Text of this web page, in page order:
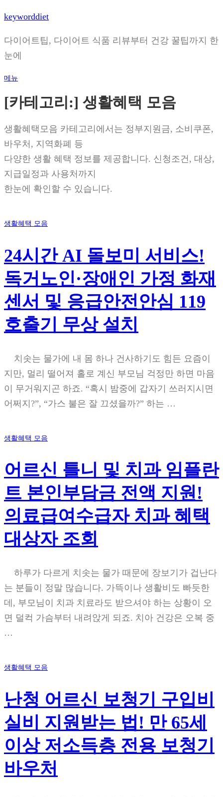
내
으
로
바
로
기
keyworddiet
다이어트팁, 다이어트 식품 리뷰부터 건강 꿀팁까지 한
눈에
메뉴
[카테고리:] 생활혜택 모음
생활혜택모음 카테고리에서는 정부지원금, 소비쿠폰,
바우처, 지역화폐 등
다양한 생활 혜택 정보를 제공합니다. 신청조건, 대상,
지급일정과 사용처까지
한눈에 확인할 수 있습니다.
생활혜택 모음
24시간 AI 돌보미 서비스!
독거노인·장애인 가정 화재
센서 및 응급안전안심 119
호출기 무상 설치
치솟는 물가에 내 몸 하나 건사하기도 힘든 요즘이
지만, 멀리 떨어져 홀로 계신 부모님 걱정만 하면 마음
이 무거워지곤 하죠. “혹시 밤중에 갑자기 쓰러지시면
어쩌지?”, “가스 불은 잘 끄셨을까?” 하는 …
생활혜택 모음
어르신 틀니 및 치과 임플란
트 본인부담금 전액 지원!
의료급여수급자 치과 혜택
대상자 조회
하루가 다르게 치솟는 물가 때문에 장보기가 겁난다
는 분들이 정말 많습니다. 가뜩이나 생활비도 빠듯한
데, 부모님이 치과 치료라도 받으셔야 하는 상황이 오
면 덜컥 가슴부터 내려앉게 되죠. 치아 건강은 오복 중
…
생활혜택 모음
난청 어르신 보청기 구입비
실비 지원받는 법! 만 65세
이상 저소득층 전용 보청기
바우처